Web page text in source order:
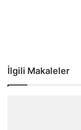
İlgili Makaleler